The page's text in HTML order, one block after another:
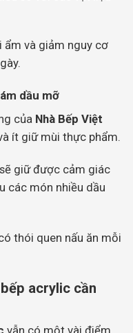
ẩm và giảm nguy cơ
dầu mỡ
của Nhà Bếp Việt
ít giữ mùi thực phẩm.
giữ được cảm giác
các món nhiều dầu
thói quen nấu ăn mỗi
acrylic cần